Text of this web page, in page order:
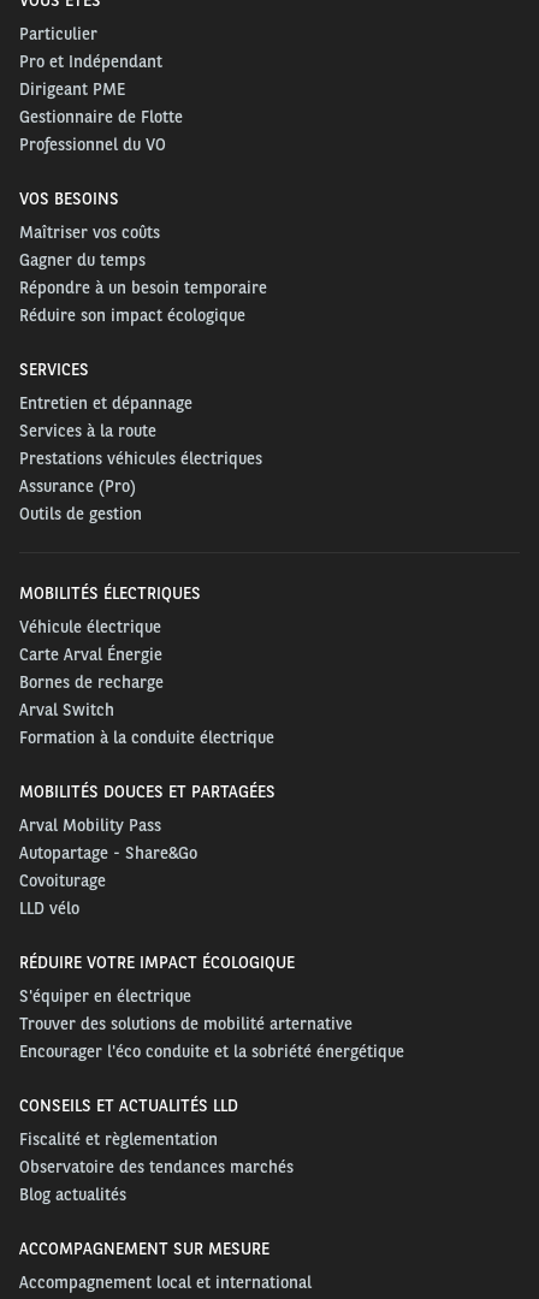
cartes vertes en cours de validité arriveront à
expiration ; il sera fourni avec les nouveaux
véhicules livrés à partir du 1
souscrivez votre assurance par l’intermédiaire
une version dématérialisée, téléchargeable sur
l’espace conducteur My Arval Driver.
À noter: en cas de perte, vos conducteurs peuvent
contacter notreService Expérience Conducteur
Arval.
Le MVA est-il valable à l’étranger ?
Dans les pays de l’Union européenne, la seule
immatriculation du véhicule vaut présomption
d’assurance. Néanmoins, la carte internationale
circuler dans certains pays : Albanie, Maroc,
Moldavie, République Macédoine du Nord, Tunisie,
Turquie1.
À noter: Pour l’obtenir, vos conducteurs peuvent en
faire la demande auprès de notre Service Expérience
Conducteur Arval :conducteur@arval.fr
1Liste des pays signataires de la section II du Règlement Général au 1
avril 2024
Particulier
Pro et Indépendant
Dirigeant PME
Gestionnaire de Flotte
Professionnel du VO
VOS BESOINS
Maîtriser vos coûts
Gagner du temps
Répondre à un besoin temporaire
Réduire son impact écologique
SERVICES
Entretien et dépannage
Services à la route
Prestations véhicules électriques
Assurance (Pro)
Outils de gestion
MOBILITÉS ÉLECTRIQUES
Véhicule électrique
Carte Arval Énergie
Bornes de recharge
Arval Switch
Formation à la conduite électrique
MOBILITÉS DOUCES ET PARTAGÉES
Arval Mobility Pass
Autopartage - Share&Go
Covoiturage
LLD vélo
RÉDUIRE VOTRE IMPACT ÉCOLOGIQUE
S'équiper en électrique
Trouver des solutions de mobilité arternative
Encourager l'éco conduite et la sobriété énergétique
CONSEILS ET ACTUALITÉS LLD
Fiscalité et règlementation
Observatoire des tendances marchés
Blog actualités
ACCOMPAGNEMENT SUR MESURE
Accompagnement local et international